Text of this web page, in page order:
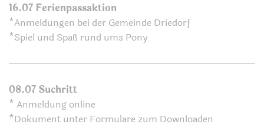
16.07 Ferienpassaktion
*Anmeldungen bei der Gemeinde Driedorf
*Spiel und Spaß rund ums Pony
08.07 Suchritt
* Anmeldung online
*Dokument unter Formulare zum Downloaden